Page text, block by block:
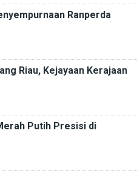
Ranperda
Riau, Kejayaan Kerajaan
Putih Presisi di